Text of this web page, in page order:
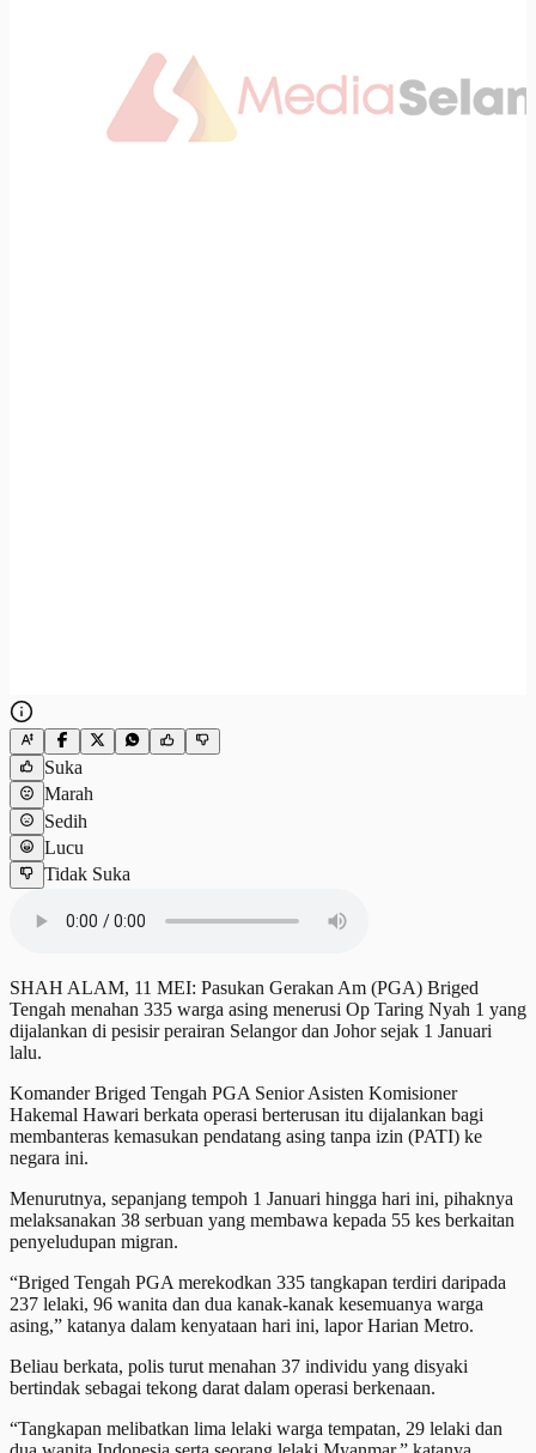
Suka
Marah
Sedih
Lucu
Tidak Suka
SHAH ALAM, 11 MEI: Pasukan Gerakan Am (PGA) Briged
Tengah menahan 335 warga asing menerusi Op Taring Nyah 1 yang
dijalankan di pesisir perairan Selangor dan Johor sejak 1 Januari
lalu.
Komander Briged Tengah PGA Senior Asisten Komisioner
Hakemal Hawari berkata operasi berterusan itu dijalankan bagi
membanteras kemasukan pendatang asing tanpa izin (PATI) ke
negara ini.
Menurutnya, sepanjang tempoh 1 Januari hingga hari ini, pihaknya
melaksanakan 38 serbuan yang membawa kepada 55 kes berkaitan
penyeludupan migran.
“Briged Tengah PGA merekodkan 335 tangkapan terdiri daripada
237 lelaki, 96 wanita dan dua kanak-kanak kesemuanya warga
asing,” katanya dalam kenyataan hari ini, lapor Harian Metro.
Beliau berkata, polis turut menahan 37 individu yang disyaki
bertindak sebagai tekong darat dalam operasi berkenaan.
“Tangkapan melibatkan lima lelaki warga tempatan, 29 lelaki dan